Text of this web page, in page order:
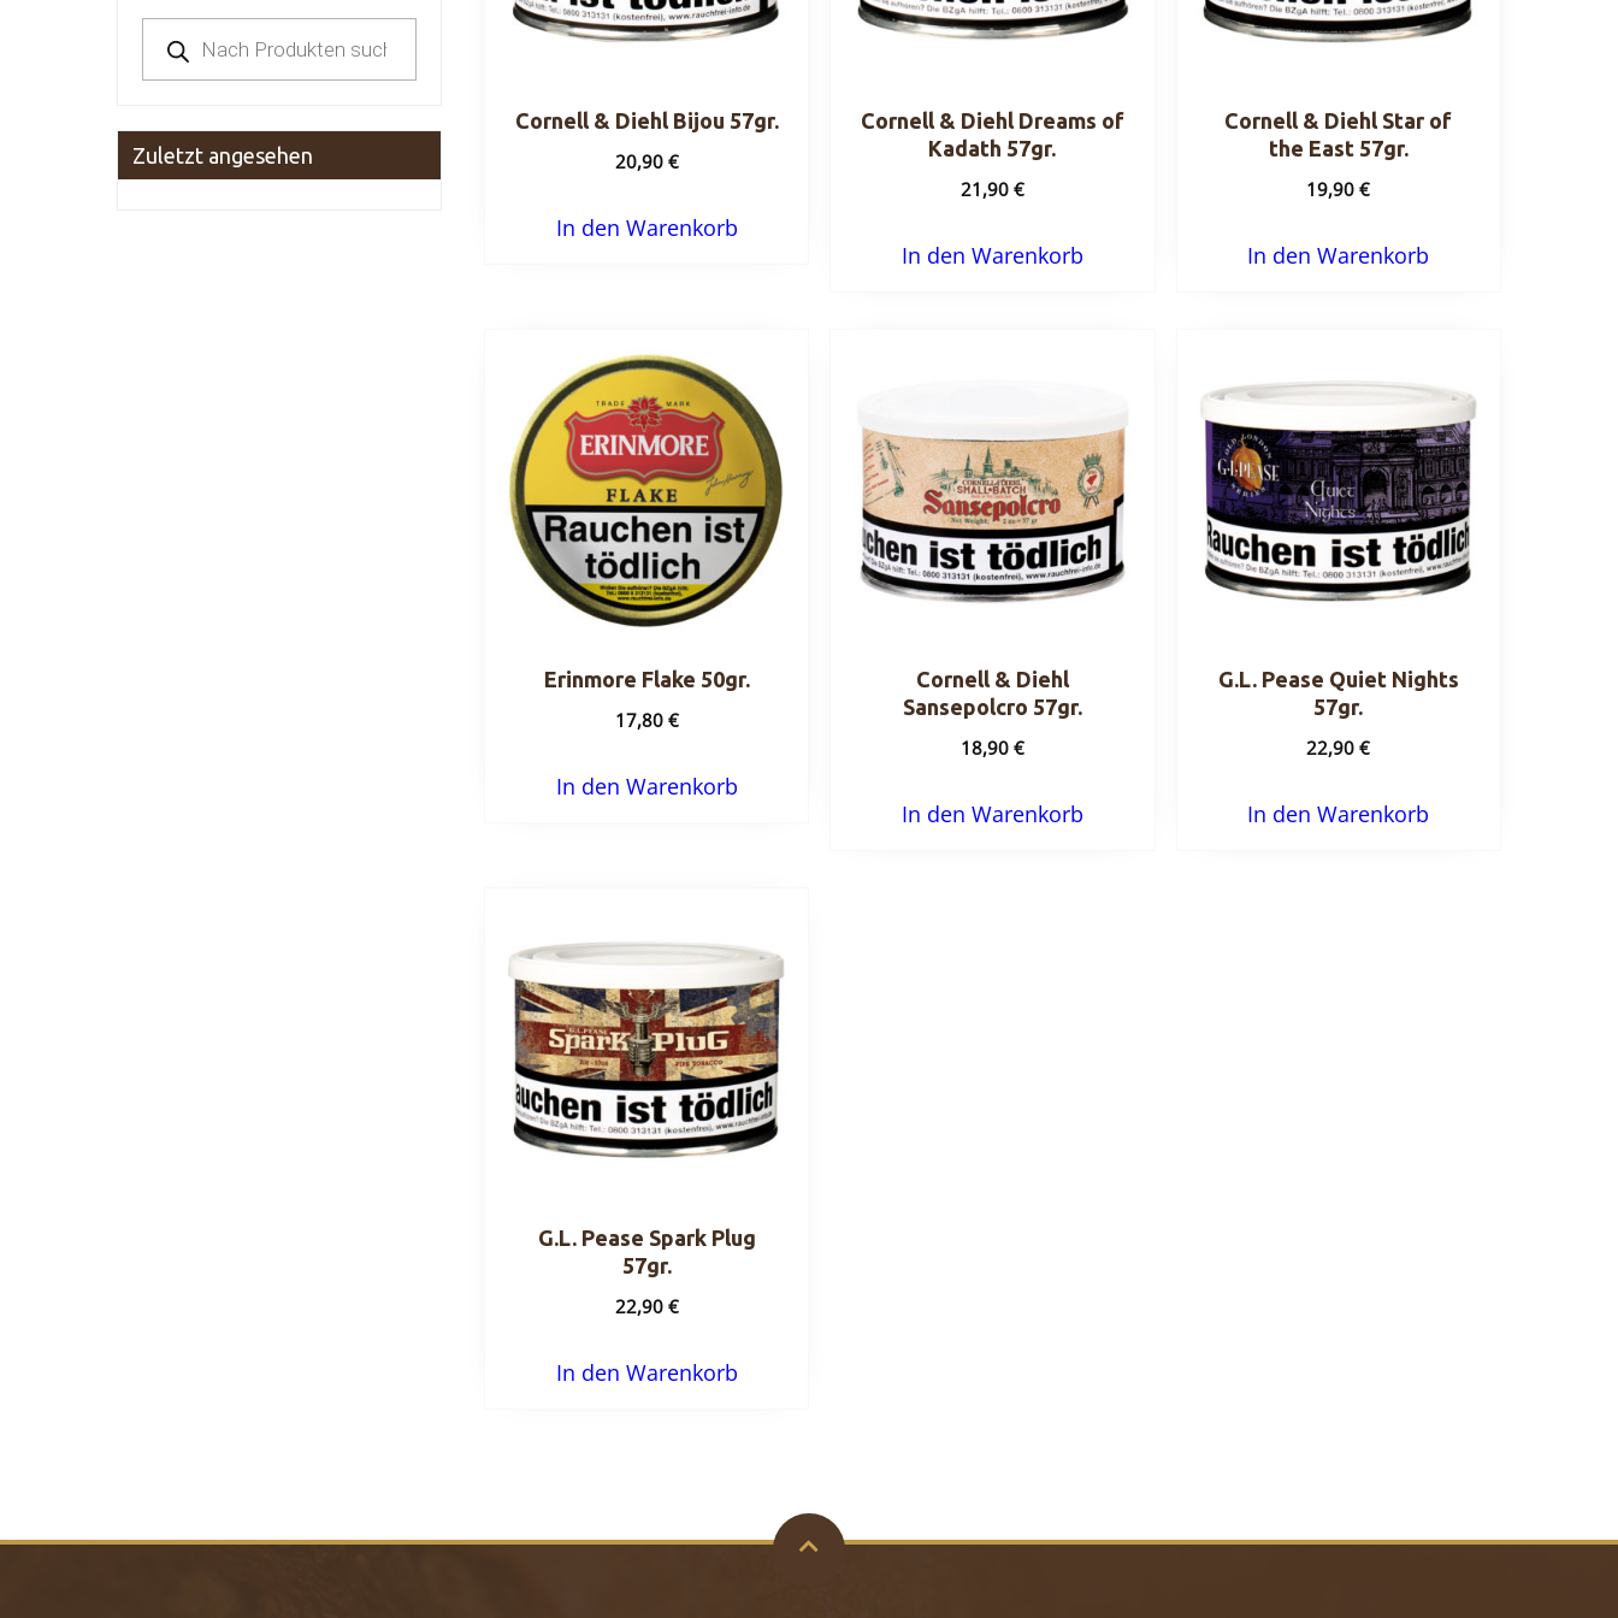
Products
search
Zuletzt angesehen
Cornell & Diehl Bijou 57gr.
20,90€
In den Warenkorb
Cornell & Diehl Dreams of
Kadath 57gr.
21,90€
In den Warenkorb
Cornell & Diehl Star of
the East 57gr.
19,90€
In den Warenkorb
Erinmore Flake 50gr.
17,80€
In den Warenkorb
Cornell & Diehl
Sansepolcro 57gr.
18,90€
In den Warenkorb
G.L. Pease Quiet Nights
57gr.
22,90€
In den Warenkorb
G.L. Pease Spark Plug
57gr.
22,90€
In den Warenkorb